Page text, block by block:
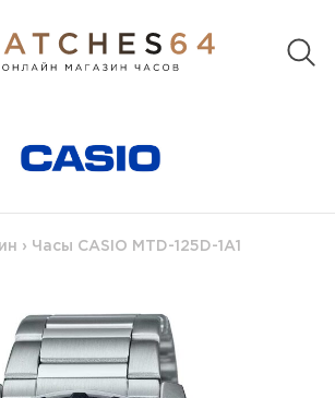
› Часы CASIO MTD-125D-1A1